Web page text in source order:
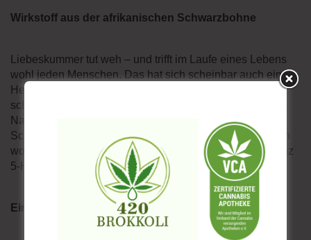
Wirkstoff aus der afrikanischen Schwarzbohne
Liebeskummer tut weh – und trifft im Laufe eines Lebens
wohl jeden Menschen. Das hat sich scheinbar auch ein
Hersteller gedacht und versucht, eine Pille gegen die
schmerzlichen Gefühle zu entwickeln. Grundlage für das
Nahrungsergänzungsmittel ist die afrikanischen
Schwarzbohne (Griffonia simplicifolia). Zu Nutze machen
wollten sich die Hersteller die darin enthaltende Substanz
5-Hydroxytryptophan – abgekürzt 5-HTP.
Einsatz als Antidepressivum?